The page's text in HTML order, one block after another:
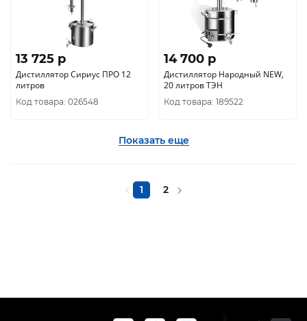
13 725 p
Дистиллятор Сириус ПРО 12
литров
Код товара: 026548
14 700 p
Дистиллятор Народный NEW,
20 литров ТЭН
Код товара: 189522
Показать еще
1 2